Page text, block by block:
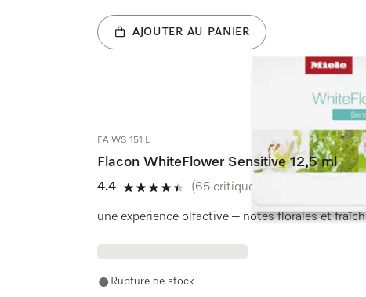
AJOUTER AU PANIER
FA WS 151 L
Flacon WhiteFlower Sensitive 12,5 ml
4.4
4.4 étoiles sur 5
(65 critiques)
une expérience olfactive – notes florales et
Rupture de stock